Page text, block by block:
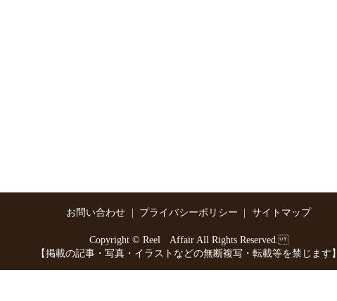
お問い合わせ プライバシーポリシー サイトマップ
Copyright © Reel Affair All Rights Reserved.
【掲載の記事・写真・イラストなどの無断複写・転載等を禁じます】